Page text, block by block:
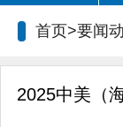
首页>要闻
2025中美（